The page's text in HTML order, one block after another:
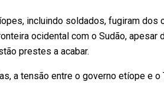
incluindo soldados, fugiram
ocidental com o Sudão,
prestes a acabar.
a tensão entre o governo etíope e